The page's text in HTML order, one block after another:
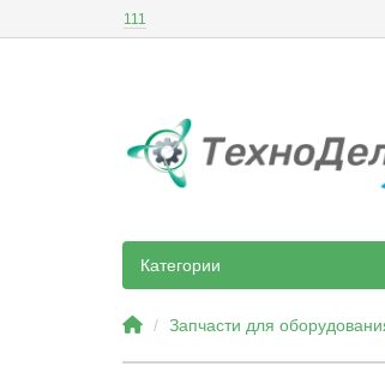
111
Категории
Запчасти для